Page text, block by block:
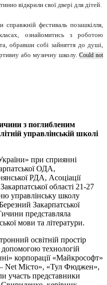
відкрили свої двері для дітей.
справжнійфестивальпозашкілля,
ознайомитись з роботою
та обравши собі зайняття до душі
уабо музичну школу. Could not
з поглибленим
літній управлінській школі
при сприянні
ОДА,
РДА, Асоціації
області 21-27
управлінську школу
Закарпатської
представляла
мови та літератури.
освітній простір
допомогою технологій
корпорації «Майкрософт»
Net Місто», «Тул Фюджен»,
участь представники